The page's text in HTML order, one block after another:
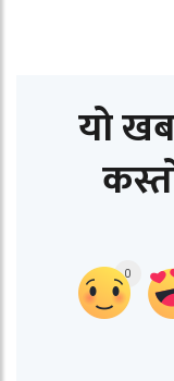
यो
0